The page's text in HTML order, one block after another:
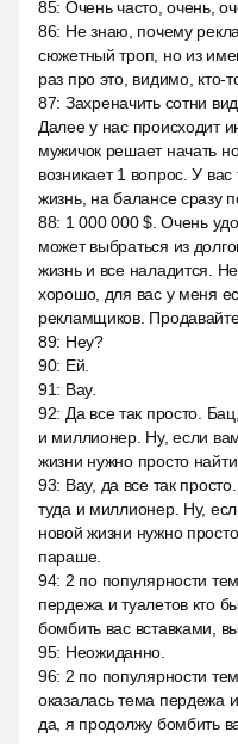
85: Очень часто, очень,
86: Не знаю, почему
сюжетный троп, но из
раз про это, видимо, кто-
87: Захреначить сотни
Далее у нас происходит
мужичок решает начать
возникает 1 вопрос. У
жизнь, на балансе сразу
88: 1 000 000 $. Очень
может выбраться из
жизнь и все наладится.
хорошо, для вас у меня
рекламщиков.
89: Hey?
90: Ей.
91: Вау.
92: Да все так просто.
и миллионер. Ну, если
жизни нужно просто
93: Вау, да все так
туда и миллионер. Ну,
новой жизни нужно
параше.
94: 2 по популярности
пердежа и туалетов кто
бомбить вас вставками,
95: Неожиданно.
96: 2 по популярности
оказалась тема пердежа
да, я продолжу бомбить